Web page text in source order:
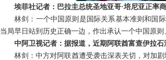
埃菲社记者：巴拉圭总统圣地亚哥·培尼亚正率
林剑：一个中国原则是国际关系基本准则和国
当局早日站到历史正确一边，作出承认一个中国原则
中阿卫视记者：据报道，近期阿联酋富查伊拉
林剑：中方对阿联酋遭受袭击深表关切，对加